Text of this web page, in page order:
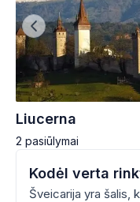
Liucerna
2 pasiūlymai
Kodėl verta
Šveicarija yra šalis,